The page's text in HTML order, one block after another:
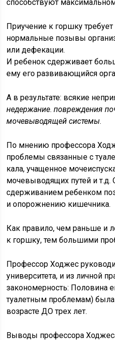
способствуют
Приучение к горшку
нормальные позывы
или дефекации.
И ребенок сдерживает
ему его развивающийся
А в результате: всякие
недержание.повреждения
мочевыводящей системы.
По мнению профессора
проблемы связанные с
кала, учащенное
мочевыводящих путей и т.д.
сдерживанием ребенком
и опорожнению кишечника.
Как правило, чем раньше и
к горшку, тем большими
Профессор Ходжес
университета, и из личной
закономерность: Половина
туалетным проблемам)
возрасте ДО трех лет.
Выводы профессора